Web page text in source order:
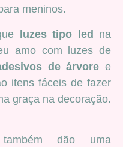
meninos.
luzes tipo led na
amo com luzes de
de árvore e
itens fáceis de fazer
graça na decoração.
dão uma